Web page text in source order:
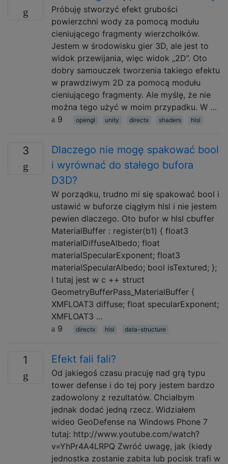
Próbuję stworzyć efekt grubości
powierzchni wody za pomocą modułu
cieniującego fragmenty wierzchołków.
Jestem w środowisku gier 3D, ale jest to
widok przewijania, więc widok „2D”. Oto
dobry samouczek tworzenia takiego efektu
w prawdziwym 2D za pomocą modułu
cieniującego fragmenty. Ale myślę, że nie
można tego użyć w moim przypadku. W …
9
opengl unity directx shaders hlsl
3
Dlaczego nie mogę spakować bool
i wyrównać do stałego bufora
D3D?
W porządku, trudno mi się spakować bool i
ustawić w buforze ciągłym hlsl i nie jestem
pewien dlaczego. Oto bufor w hlsl cbuffer
MaterialBuffer : register(b1) { float3
materialDiffuseAlbedo; float
materialSpecularExponent; float3
materialSpecularAlbedo; bool isTextured; };
I tutaj jest w c ++ struct
GeometryBufferPass_MaterialBuffer {
XMFLOAT3 diffuse; float specularExponent;
XMFLOAT3 …
9
directx hlsl data-structure
1 Efekt fali fali?
Od jakiegoś czasu pracuję nad grą typu
tower defense i do tej pory jestem bardzo
zadowolony z rezultatów. Chciałbym
jednak dodać jedną rzecz. Widziałem
wideo GeoDefense na Windows Phone 7
tutaj: http://www.youtube.com/watch?
v=YhPr4A4LRPQ Zwróć uwagę, jak (kiedy
jednostka zostanie zabita lub pocisk trafi w